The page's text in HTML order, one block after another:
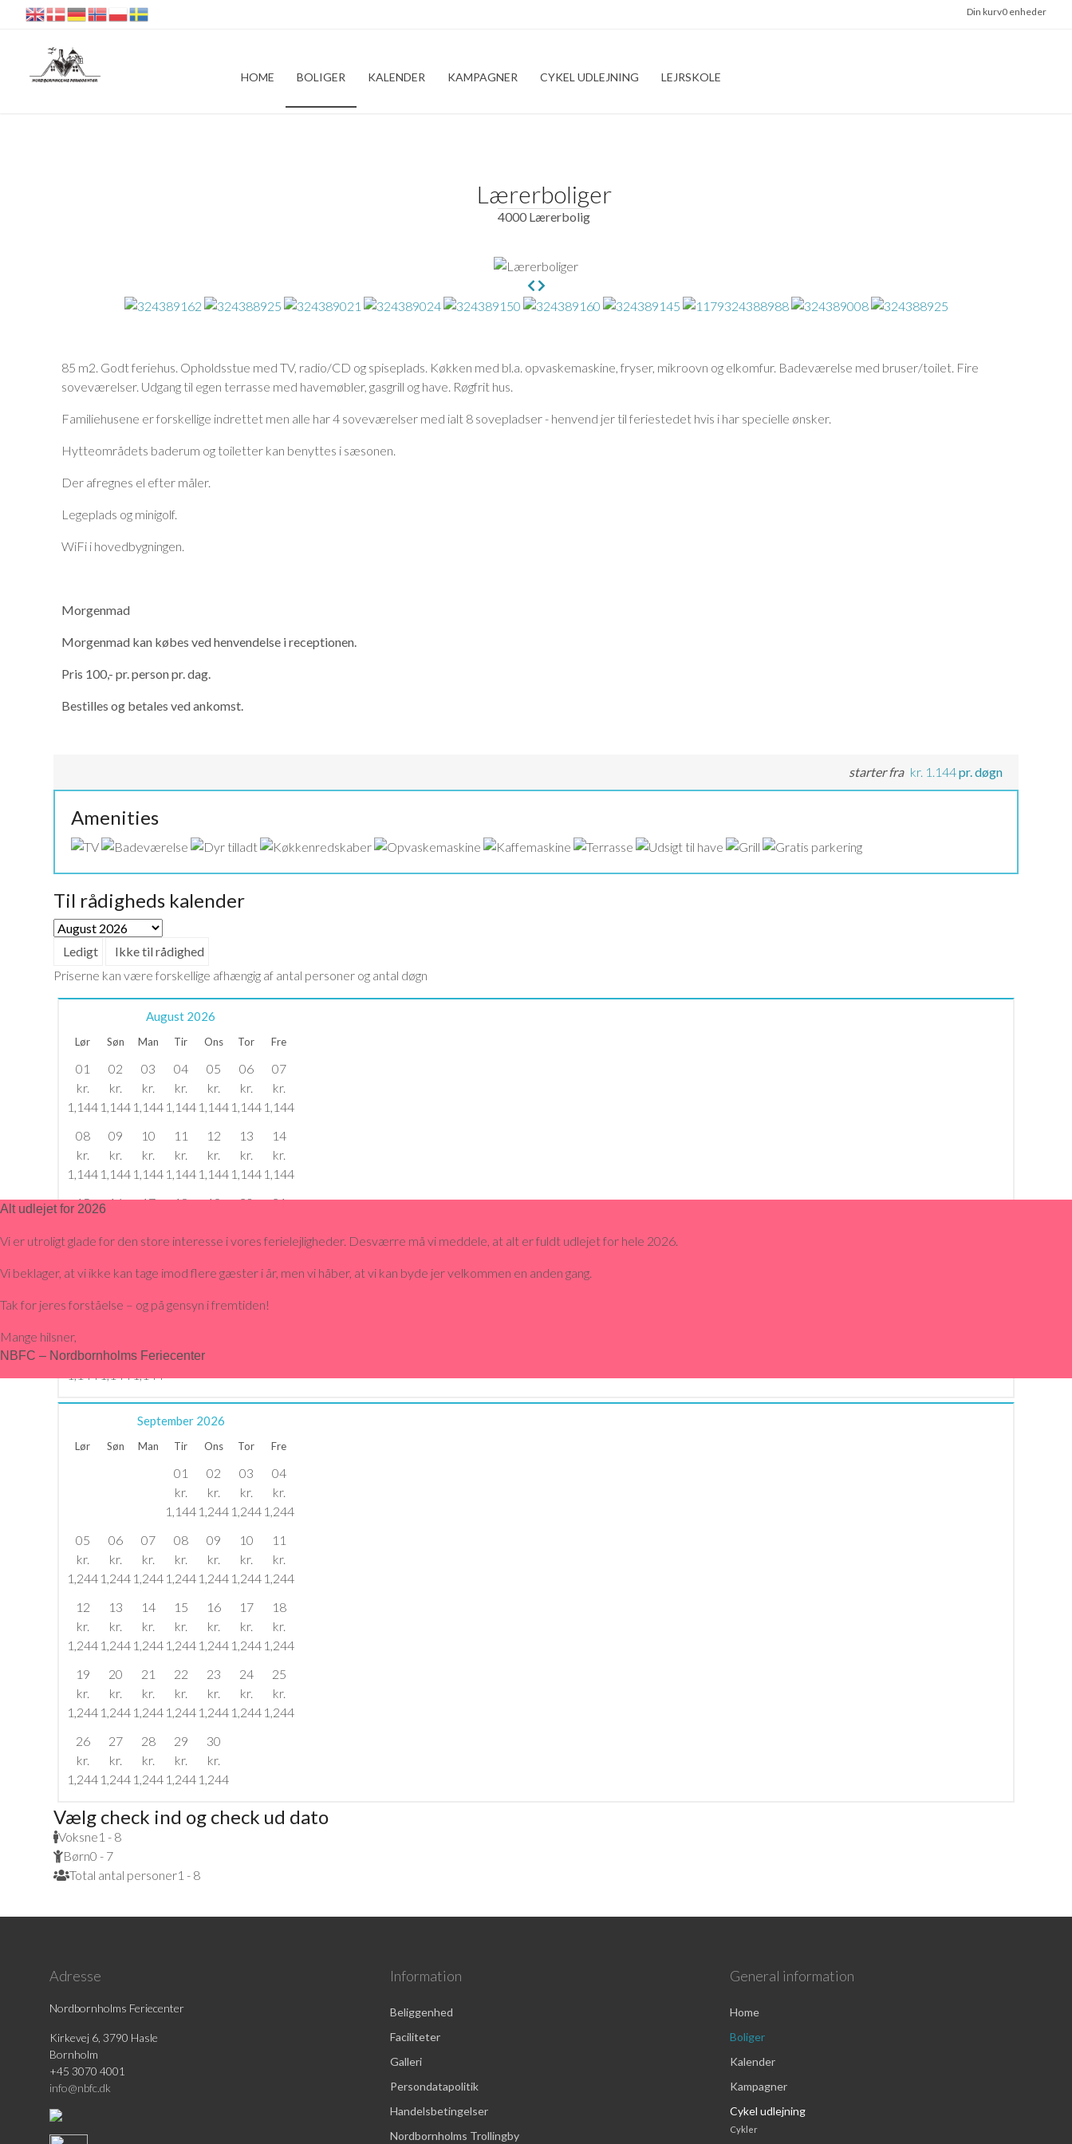
Din kurv0 enheder
HOME BOLIGER KALENDER KAMPAGNER CYKEL UDLEJNING LEJRSKOLE
Lærerboliger
4000 Lærerbolig
85 m2. Godt feriehus. Opholdsstue med TV, radio/CD og spiseplads. Køkken med bl.a. opvaskemaskine, fryser, mikroovn og elkomfur. Badeværelse med bruser/toilet. Fire
soveværelser. Udgang til egen terrasse med havemøbler, gasgrill og have. Røgfrit hus.
Familiehusene er forskellige indrettet men alle har 4 soveværelser med ialt 8 sovepladser - henvend jer til feriestedet hvis i har specielle ønsker.
Hytteområdets baderum og toiletter kan benyttes i sæsonen.
Der afregnes el efter måler.
Legeplads og minigolf.
WiFi i hovedbygningen.
Morgenmad
Morgenmad kan købes ved henvendelse i receptionen.
Pris 100,- pr. person pr. dag.
Bestilles og betales ved ankomst.
starter fra kr. 1.144pr. døgn
Amenities
Til rådigheds kalender
Ledigt
Ikke til rådighed
Priserne kan være forskellige afhængig af antal personer og antal døgn
August 2026
Lør Søn Man Tir Ons Tor Fre
01
kr.
1,144
02
kr.
1,144
03
kr.
1,144
04
kr.
1,144
05
kr.
1,144
06
kr.
1,144
07
kr.
1,144
08
kr.
1,144
09
kr.
1,144
10
kr.
1,144
11
kr.
1,144
12
kr.
1,144
13
kr.
1,144
14
kr.
1,144
15
1,144
16
1,144
17
1,144
18
1,144
19
1,144
20
1,144
21
1,144
22
1,144
23
1,144
24
1,144
25
1,144
26
1,144
27
1,144
28
1,144
29
kr.
1,144
kr.
1,144
kr.
1,144
September 2026
Lør Søn Man Tir Ons Tor Fre
01
kr.
1,144
02
kr.
1,244
03
kr.
1,244
04
kr.
1,244
05
kr.
1,244
06
kr.
1,244
07
kr.
1,244
08
kr.
1,244
09
kr.
1,244
10
kr.
1,244
11
kr.
1,244
12
kr.
1,244
13
kr.
1,244
14
kr.
1,244
15
kr.
1,244
16
kr.
1,244
17
kr.
1,244
18
kr.
1,244
19
kr.
1,244
20
kr.
1,244
21
kr.
1,244
22
kr.
1,244
23
kr.
1,244
24
kr.
1,244
25
kr.
1,244
26
kr.
1,244
27
kr.
1,244
28
kr.
1,244
29
kr.
1,244
30
kr.
1,244
Vælg check ind og check ud dato
Voksne1 - 8
Børn0 - 7
Total antal personer1 - 8
Alt udlejet for 2026
Vi er utroligt glade for den store interesse i vores ferielejligheder. Desværre må vi meddele, at alt er fuldt udlejet for hele 2026.
Vi beklager, at vi ikke kan tage imod flere gæster i år, men vi håber, at vi kan byde jer velkommen en anden gang.
Tak for jeres forståelse – og på gensyn i fremtiden!
Mange hilsner,
NBFC – Nordbornholms Feriecenter
Adresse
Nordbornholms Feriecenter
Kirkevej 6, 3790 Hasle
Bornholm
+45 3070 4001
info@nbfc.dk
Information
Beliggenhed
Faciliteter
Galleri
Persondatapolitik
Handelsbetingelser
Nordbornholms Trollingby
General information
Home
Boliger
Kalender
Kampagner
Cykel udlejning
Cykler